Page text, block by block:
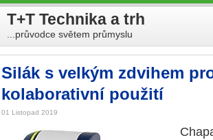
T+T Technika a trh
...průvodce světem průmyslu
Silák s velkým zdvihem
kolaborativní použití
01 Listopad 2019